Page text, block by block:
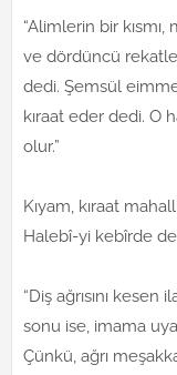
“Alimlerin bir
ve dördüncü
dedi. Şemsül
kıraat eder dedi. O
olur.”
Kıyam, kıraat
Halebî-yi kebîrde
“Diş ağrısını
sonu ise, imama
Çünkü, ağrı